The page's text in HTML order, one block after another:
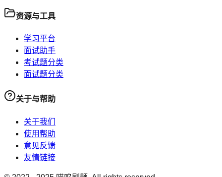
资源与工具
学习平台
面试助手
考试题分类
面试题分类
关于与帮助
关于我们
使用帮助
意见反馈
友情链接